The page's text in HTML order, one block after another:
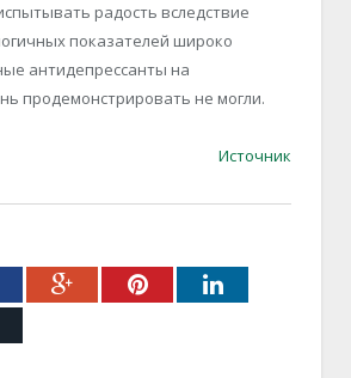
радость вследствие
показателей широко
антидепрессанты на
продемонстрировать не могли.
Источник
Google+PinterestLinkedIn